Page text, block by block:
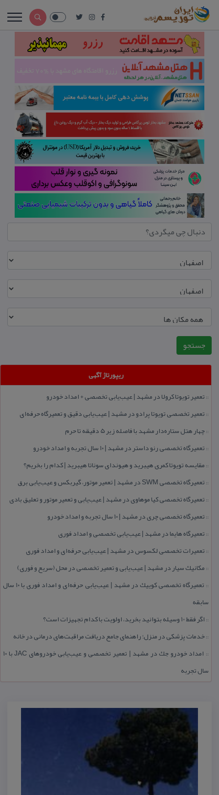
ریپورتاژ آگهی
:: تعمیر تویوتا كرولا در مشهد | عیب‌یابی تخصصی + امداد خودرو
:: تعمیر تخصصی تویوتا پرادو در مشهد | عیب‌یابی دقیق و تعمیرگاه حرفه‌ای
::چهار هتل‌ ستاره‌دار مشهد با فاصله زیر 5 دقیقه تا حرم
:: تعمیرگاه تخصصی رنو داستر در مشهد | ۱۰ سال تجربه و امداد خودرو
:: مقایسه تویوتا كمری هیبرید و هیوندای سوناتا هیبرید | كدام را بخریم؟
:: تعمیرگاه تخصصی SWM در مشهد | تعمیر موتور، گیربكس و عیب‌یابی برق
:: تعمیرگاه تخصصی كیا موهاوی در مشهد | عیب‌یابی و تعمیر موتور و تعلیق بادی
:: تعمیرگاه تخصصی چری در مشهد | ۱۰ سال تجربه و امداد خودرو
:: تعمیرگاه هایما در مشهد | عیب‌یابی تخصصی و امداد فوری
:: تعمیرات تخصصی لكسوس در مشهد | عیب‌یابی حرفه‌ای و امداد فوری
:: مكانیك سیار در مشهد | عیب‌یابی و تعمیر تخصصی در محل (سریع و فوری)
::
تعمیرگاه تخصصی كوییك در مشهد | عیب‌یابی حرفه‌ای و امداد فوری با ۱۰ سال
سابقه
:: اگر فقط 10 وسیله بتوانید بخرید، اولویت با كدام تجهیزات است؟
::خدمات پزشكی در منزل؛ راهنمای جامع دریافت مراقبت‌های درمانی در خانه
::
امداد خودرو جك در مشهد | تعمیر تخصصی و عیب‌یابی خودروهای JAC با ۱۰
سال تجربه